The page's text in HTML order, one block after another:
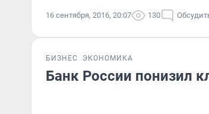
16 сентября, 2016, 20:07 130
БИЗНЕС ЭКОНОМИКА
Банк России понизил